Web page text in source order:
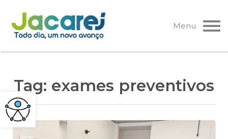
Pular
para
o
Menu
Tag: exames preventivos